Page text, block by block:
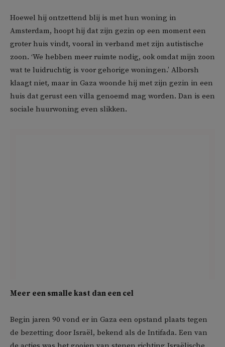
Hoewel hij ontzettend blij is met hun woning in
Amsterdam, hoopt hij dat zijn gezin op een moment een
groter huis vindt, vooral in verband met zijn autistische
zoon. ‘We hebben meer ruimte nodig, ook omdat mijn zoon
wat te luidruchtig is voor gehorige woningen.’ Alborsh
klaagt niet, maar in Gaza woonde hij met zijn gezin in een
huis dat gerust een villa genoemd mag worden. Dan is een
sociale huurwoning even slikken.
Meer een smalle kast dan een cel
Begin jaren 90 vond er in Gaza een opstand plaats tegen
de bezetting door Israël, bekend als de Intifada. Een van